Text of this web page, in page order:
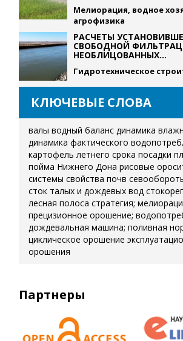
Мелиорация, водное
агрофизика
РАСЧЕТЫ
СВОБОДНОЙ
НЕОБЛИЦОВАННЫХ...
Гидротехническое
КЛЮЧЕВЫЕ СЛОВА
валы водный баланс динамика
динамика фактического
картофель летнего срока посадки
пойма Нижнего Дона рисовые
системы свойства почв
сток талых и дождевых вод
лесная полоса стратегия;
прецизионное орошение;
дождевальная машина; поливная
циклическое орошение
орошения
Партнеры